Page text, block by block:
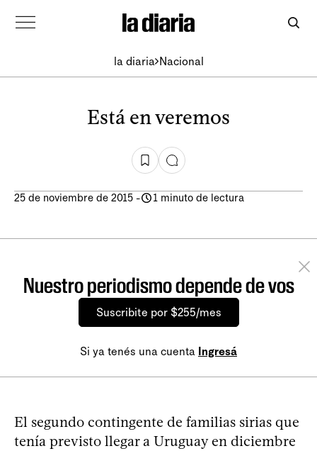
la diaria Nacional
Está en veremos
25 de noviembre de 2015 - 1 minuto de lectura
Nuestro periodismo depende de vos
Suscribite por $255/mes
Si ya tenés una cuenta Ingresá
El segundo contingente de familias sirias que
tenía previsto llegar a Uruguay en diciembre